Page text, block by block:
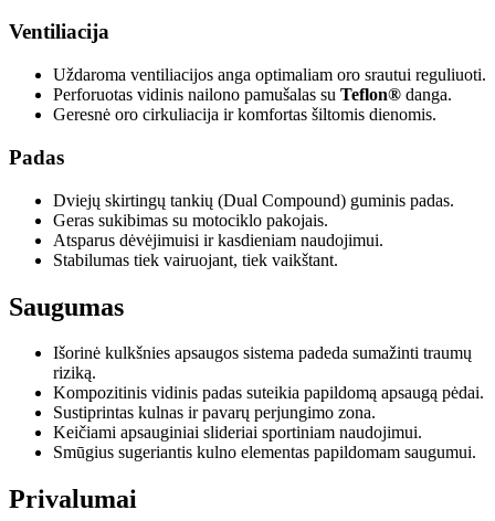
Ventiliacija
Uždaroma ventiliacijos anga optimaliam oro srautui reguliuoti.
Perforuotas vidinis nailono pamušalas su Teflon® danga.
Geresnė oro cirkuliacija ir komfortas šiltomis dienomis.
Padas
Dviejų skirtingų tankių (Dual Compound) guminis padas.
Geras sukibimas su motociklo pakojais.
Atsparus dėvėjimuisi ir kasdieniam naudojimui.
Stabilumas tiek vairuojant, tiek vaikštant.
Saugumas
Išorinė kulkšnies apsaugos sistema padeda sumažinti traumų
riziką.
Kompozitinis vidinis padas suteikia papildomą apsaugą pėdai.
Sustiprintas kulnas ir pavarų perjungimo zona.
Keičiami apsauginiai slideriai sportiniam naudojimui.
Smūgius sugeriantis kulno elementas papildomam saugumui.
Privalumai